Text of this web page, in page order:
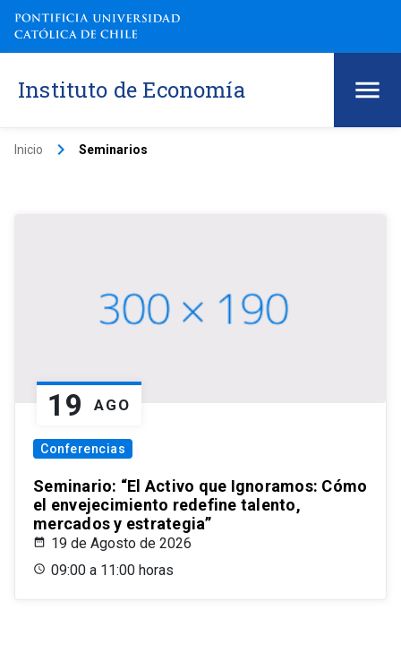
Instituto de Economía
Inicio keyboard_arrow_right Seminarios
19 AGO
Conferencias
Seminario: “El Activo que Ignoramos: Cómo
el envejecimiento redefine talento,
mercados y estrategia”
19 de Agosto de 2026
09:00 a 11:00 horas